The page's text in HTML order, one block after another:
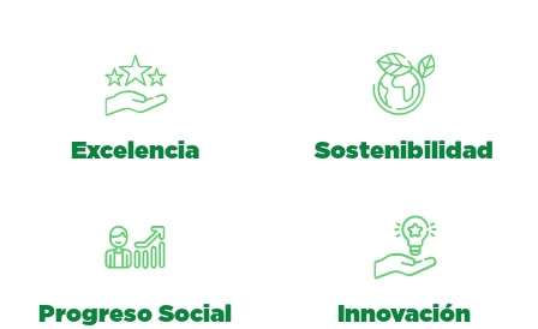
Excelencia Sostenibilidad
Progreso Social Innovación